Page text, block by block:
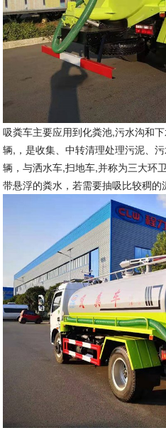
吸粪车主要应用到化粪池,污水沟和
辆,，是收集、中转清理处理污泥、
辆，与洒水车,扫地车,并称为三大环
带悬浮的粪水，若需要抽吸比较稠的